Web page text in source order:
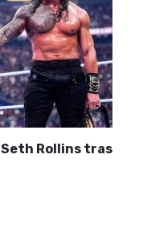
Seth Rollins tras